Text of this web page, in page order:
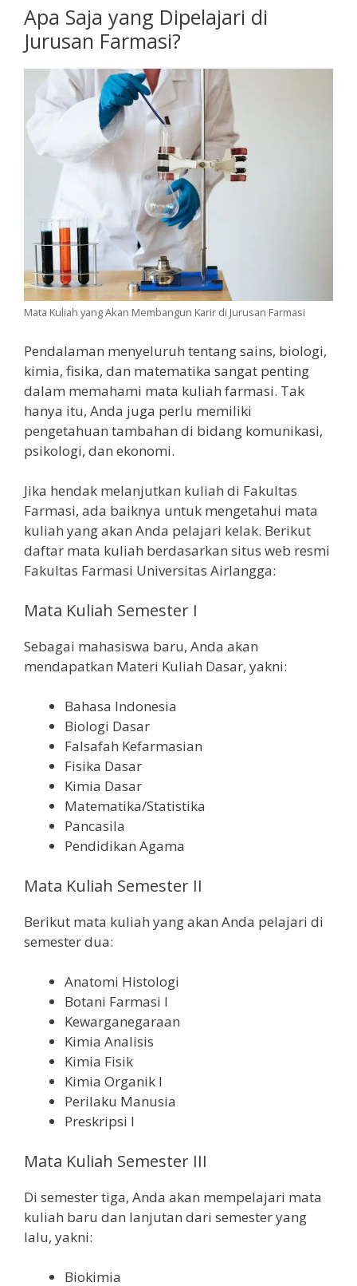
Apa Saja yang Dipelajari di
Jurusan Farmasi?
Mata Kuliah yang Akan Membangun Karir di Jurusan Farmasi
Pendalaman menyeluruh tentang sains, biologi,
kimia, fisika, dan matematika sangat penting
dalam memahami mata kuliah farmasi. Tak
hanya itu, Anda juga perlu memiliki
pengetahuan tambahan di bidang komunikasi,
psikologi, dan ekonomi.
Jika hendak melanjutkan kuliah di Fakultas
Farmasi, ada baiknya untuk mengetahui mata
kuliah yang akan Anda pelajari kelak. Berikut
daftar mata kuliah berdasarkan situs web resmi
Fakultas Farmasi Universitas Airlangga:
Mata Kuliah Semester I
Sebagai mahasiswa baru, Anda akan
mendapatkan Materi Kuliah Dasar, yakni:
Bahasa Indonesia
Biologi Dasar
Falsafah Kefarmasian
Fisika Dasar
Kimia Dasar
Matematika/Statistika
Pancasila
Pendidikan Agama
Mata Kuliah Semester II
Berikut mata kuliah yang akan Anda pelajari di
semester dua:
Anatomi Histologi
Botani Farmasi I
Kewarganegaraan
Kimia Analisis
Kimia Fisik
Kimia Organik I
Perilaku Manusia
Preskripsi I
Mata Kuliah Semester III
Di semester tiga, Anda akan mempelajari mata
kuliah baru dan lanjutan dari semester yang
lalu, yakni:
Biokimia